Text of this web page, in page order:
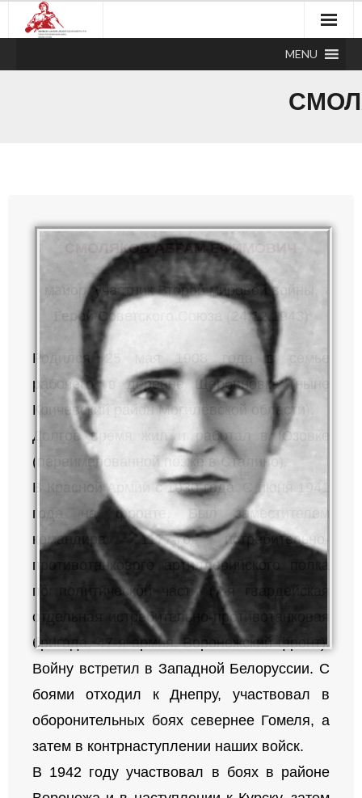
MENU
СМОЛЯКОВ АБРАМ ЕФИМОВИЧ
майор, участник Второй мировой войны,
Герой Советского Союза (24.12.1943)
Родился 25 мая 1908 года в семье
рабочего, в деревне Щербиновка (ныне
Кричевский район Могилёвской области).
Долгое время жил и работал в Юзовке
(переименованной позже в Сталино).
В Красной Армии с 1930 года. С июня 1941
года на фронте. Был заместителем
командира 1177-го истребительно-
противотанкового артиллерийского полка
по политической части (7-я гвардейская
отдельная истребительно-противотанковая
бригада, 47-я армия, Воронежский фронт).
Войну встретил в Западной Белоруссии. С
боями отходил к Днепру, участвовал в
оборонительных боях севернее Гомеля, а
затем в контрнаступлении наших войск.
В 1942 году участвовал в боях в районе